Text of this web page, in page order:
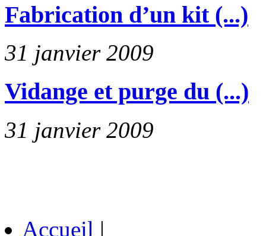
Fabrication d’un kit (...)
31 janvier 2009
Vidange et purge du (...)
31 janvier 2009
Accueil |